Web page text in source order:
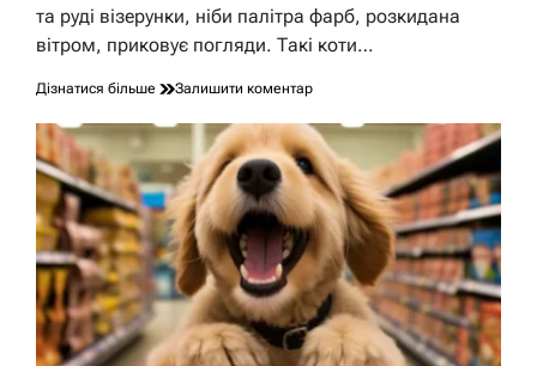
та руді візерунки, ніби палітра фарб, розкидана
вітром, приковує погляди. Такі коти…
Дізнатися більше Залишити коментардо
коти:
генетична
магія
чи
рідкісна
удача?